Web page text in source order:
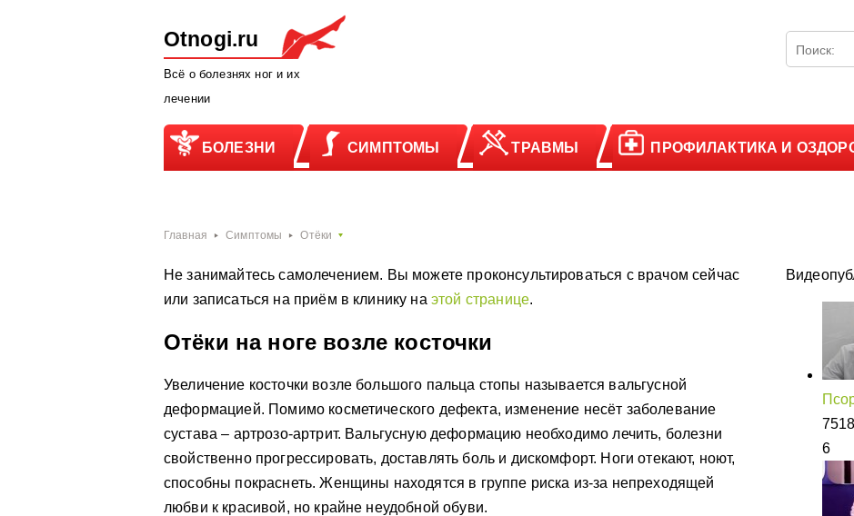
Otnogi.ru
Всё о болезнях ног и их
лечении
БОЛЕЗНИ СИМПТОМЫ ТРАВМЫ ПРОФИЛАКТИКА И
Главная Симптомы Отёки
Не занимайтесь самолечением. Вы можете проконсультироваться с врачом сейчас
или записаться на приём в клинику на этой странице.
Отёки на ноге возле косточки
Увеличение косточки возле большого пальца стопы называется вальгусной
деформацией. Помимо косметического дефекта, изменение несёт заболевание
сустава – артрозо-артрит. Вальгусную деформацию необходимо лечить, болезни
свойственно прогрессировать, доставлять боль и дискомфорт. Ноги отекают, ноют,
способны покраснеть. Женщины находятся в группе риска из-за непреходящей
любви к красивой, но крайне неудобной обуви.
7518
6